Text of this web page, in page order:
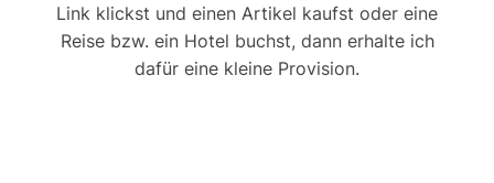
Link klickst und einen Artikel kaufst oder eine
Reise bzw. ein Hotel buchst, dann erhalte ich
dafür eine kleine Provision.